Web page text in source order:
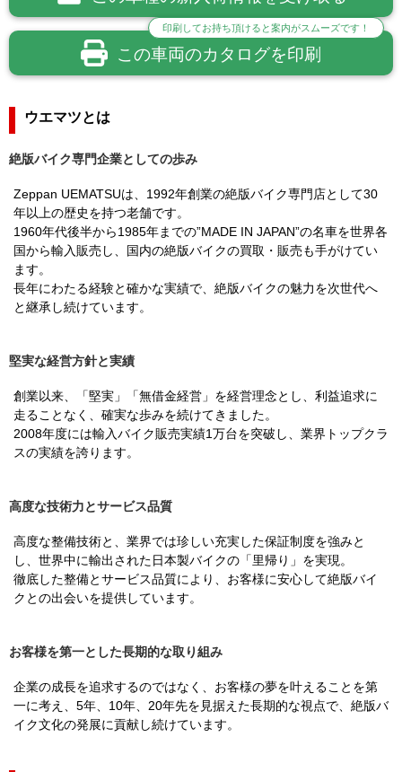
この車両のカタログを印刷
印刷してお持ち頂けると案内がスムーズです！
ウエマツとは
絶版バイク専門企業としての歩み
Zeppan UEMATSUは、1992年創業の絶版バイク専門店として30
年以上の歴史を持つ老舗です。
1960年代後半から1985年までの”MADE IN JAPAN”の名車を世界各
国から輸入販売し、国内の絶版バイクの買取・販売も手がけてい
ます。
長年にわたる経験と確かな実績で、絶版バイクの魅力を次世代へ
と継承し続けています。
堅実な経営方針と実績
創業以来、「堅実」「無借金経営」を経営理念とし、利益追求に
走ることなく、確実な歩みを続けてきました。
2008年度には輸入バイク販売実績1万台を突破し、業界トップクラ
スの実績を誇ります。
高度な技術力とサービス品質
高度な整備技術と、業界では珍しい充実した保証制度を強みと
し、世界中に輸出された日本製バイクの「里帰り」を実現。
徹底した整備とサービス品質により、お客様に安心して絶版バイ
クとの出会いを提供しています。
お客様を第一とした長期的な取り組み
企業の成長を追求するのではなく、お客様の夢を叶えることを第
一に考え、5年、10年、20年先を見据えた長期的な視点で、絶版バ
イク文化の発展に貢献し続けています。